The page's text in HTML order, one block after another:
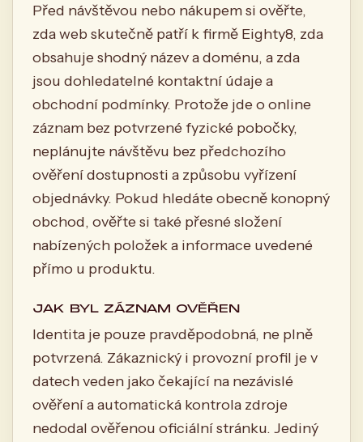
Před návštěvou nebo nákupem si ověřte,
zda web skutečně patří k firmě Eighty8, zda
obsahuje shodný název a doménu, a zda
jsou dohledatelné kontaktní údaje a
obchodní podmínky. Protože jde o online
záznam bez potvrzené fyzické pobočky,
neplánujte návštěvu bez předchozího
ověření dostupnosti a způsobu vyřízení
objednávky. Pokud hledáte obecně konopný
obchod, ověřte si také přesné složení
nabízených položek a informace uvedené
přímo u produktu.
JAK BYL ZÁZNAM OVĚŘEN
Identita je pouze pravděpodobná, ne plně
potvrzená. Zákaznický i provozní profil je v
datech veden jako čekající na nezávislé
ověření a automatická kontrola zdroje
nedodal ověřenou oficiální stránku. Jediný